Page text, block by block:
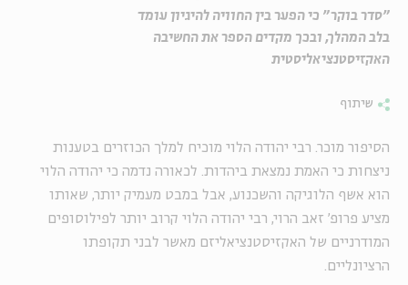
״סדר בוקר״ כי הפער בין החוויה להיגיון עומד
בלב המהלך, ובכך מקדים הספר את החשיבה
האקזיסטנציאליסטית
שיתוף
הסיפור מוכר. רבי יהודה הלוי מוכיח למלך הכוזרים בטענות
ניצחות כי האמת נמצאת ביהדות. לכאורה נדמה כי יהודה הלוי
הוא אשף הלוגיקה והשכנוע, אבל במבט מעמיק יותר, שאותו
מציע פרופ' זאב הרוי, רבי יהודה הלוי קרוב יותר לפילוסופים
המודרניים של האקזיסטנציאליזם מאשר לבני תקופתו
הרציונליים.